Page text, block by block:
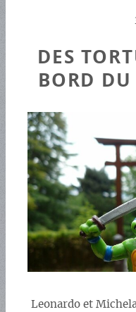
DES
BORD
Leonardo et